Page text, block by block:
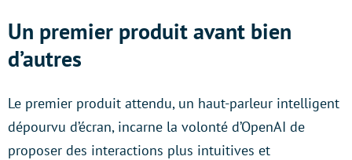
Un premier produit avant bien
d’autres
Le premier produit attendu, un haut-parleur intelligent
dépourvu d’écran, incarne la volonté d’OpenAI de
proposer des interactions plus intuitives et